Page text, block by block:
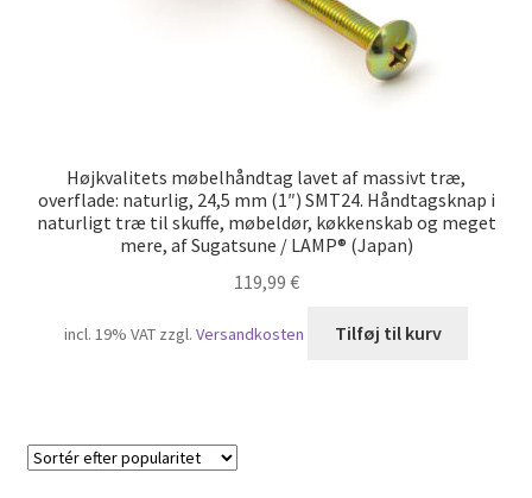
Højkvalitets møbelhåndtag lavet af massivt træ,
overflade: naturlig, 24,5 mm (1″) SMT24. Håndtagsknap i
naturligt træ til skuffe, møbeldør, køkkenskab og meget
mere, af Sugatsune / LAMP® (Japan)
119,99 €
incl. 19% VAT zzgl. Versandkosten Tilføj til kurv